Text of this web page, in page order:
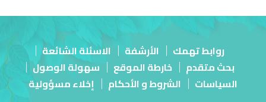
روابط تهمك الأرشفة
الاسئلة الشائعة
بحث متقدم
خارطة الموقع
سهولة الوصول
السياسات
الشروط و الأحكام
إخلاء مسؤولية